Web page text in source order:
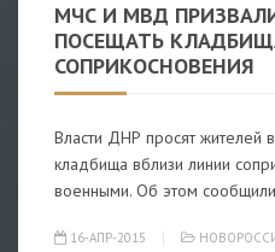
МЧС И МВД
ПОСЕЩАТЬ
СОПРИКОСНОВЕНИЯ
Власти ДНР просят жителей
кладбища вблизи линии
военными. Об этом
16-АПР-2015